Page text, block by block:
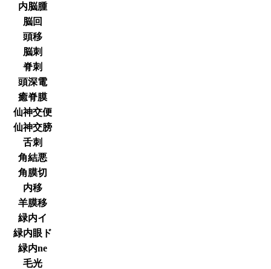
内脳腫
脳回
頭移
脳刺
脊刺
頭深電
癒脊膜
仙神交便
仙神交膀
舌刺
角結悪
角膜切
内移
羊膜移
緑内イ
緑内眼ド
緑内ne
毛光